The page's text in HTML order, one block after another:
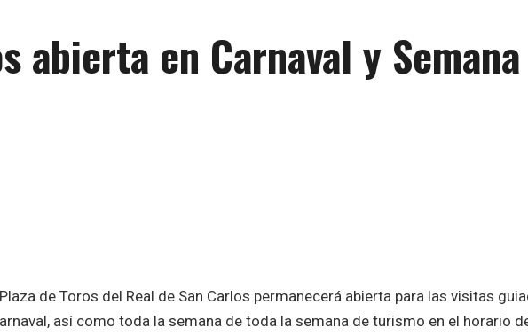
abierta en Carnaval y
de Toros del Real de San Carlos permanecerá abierta para las visitas
así como toda la semana de toda la semana de turismo en el horario